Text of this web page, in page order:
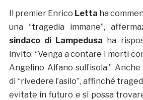
Il premier Enrico Letta ha
una “tragedia immane”,
sindaco di Lampedusa ha
invito: “Venga a contare i morti
Angelino Alfano sull’isola.” Anche
di “rivedere l’asilo”, affinché
evitate in futuro e si possa